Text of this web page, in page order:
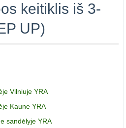
keitiklis iš 3-
UP)
Vilniuje YRA
Kaune YRA
sandėlyje YRA